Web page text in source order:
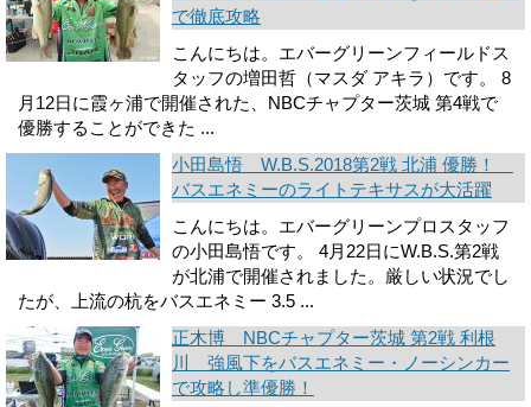
で徹底攻略
こんにちは。エバーグリーンフィールドス
タッフの増田哲（マスダ アキラ）です。 8
月12日に霞ヶ浦で開催された、NBCチャプター茨城 第4戦で
優勝することができた ...
小田島悟 W.B.S.2018第2戦 北浦 優勝！
バスエネミーのライトテキサスが大活躍
こんにちは。エバーグリーンプロスタッフ
の小田島悟です。 4月22日にW.B.S.第2戦
が北浦で開催されました。厳しい状況でし
たが、上流の杭をバスエネミー 3.5 ...
正木博 NBCチャプター茨城 第2戦 利根
川 強風下をバスエネミー・ノーシンカー
で攻略し準優勝！